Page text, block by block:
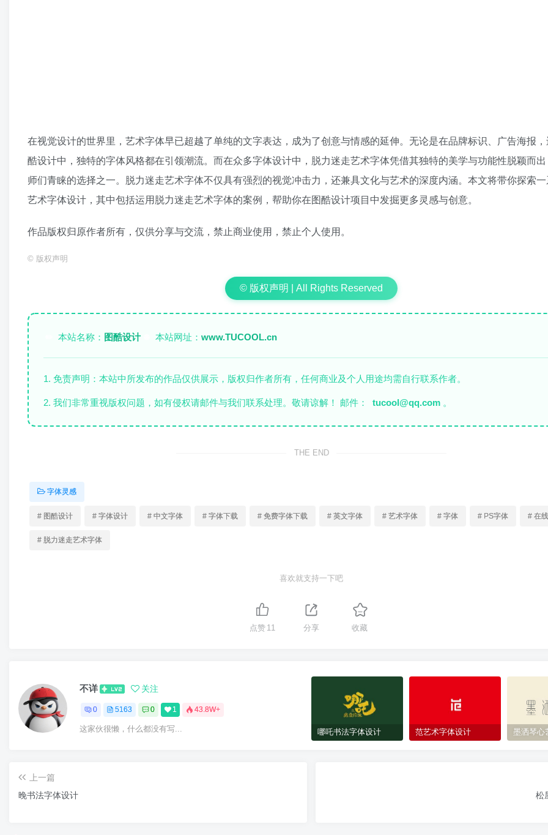
在视觉设计的世界里，艺术字体早已超越了单纯的文字表达，成为了创意与情感的延伸。无论是在品牌标识、广告海报，
酷设计中，独特的字体风格都在引领潮流。而在众多字体设计中，脱力迷走艺术字体凭借其独特的美学与功能性脱颖而
师们青睐的选择之一。脱力迷走艺术字体不仅具有强烈的视觉冲击力，还兼具文化与艺术的深度内涵。本文将带你探索
艺术字体设计，其中包括运用脱力迷走艺术字体的案例，帮助你在图酷设计项目中发掘更多灵感与创意。
作品版权归原作者所有，仅供分享与交流，禁止商业使用，禁止个人使用。
© 版权声明
© 版权声明 | All Rights Reserved
本站名称： 图酷设计 本站网址： www.TUCOOL.cn
1. 免责声明：本站中所发布的作品仅供展示，版权归作者所有，任何商业及个人用途均需自行联系作者。
2. 我们非常重视版权问题，如有侵权请邮件与我们联系处理。敬请谅解！ 邮件： tucool@qq.com 。
THE END
字体灵感
# 图酷设计 # 字体设计 # 中文字体 # 字体下载 # 免费字体下载 # 英文字体 # 艺术字体 # 字体 # PS字体 # 在
# 脱力迷走艺术字体
喜欢就支持一下吧
点赞 11 分享 收藏
不详 关注
0 5163 0 1 43.8W+
这家伙很懒，什么都没有写... 哪吒书法字体设计 范艺术字体设计 墨洒琴心
上一篇
晚书法字体设计
松